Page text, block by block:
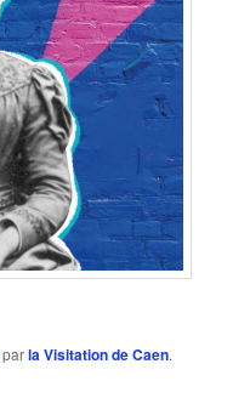
parla Visitation de Caen.